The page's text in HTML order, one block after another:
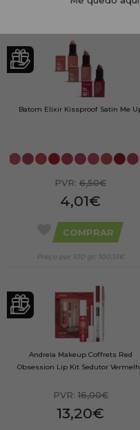
Batom Elixir Kissproof Satin Me
PVR: 6,50€
4,01€
COMPRAR
Preço por 100 gr: 100,13€
Andreia Makeup Coffrets Red
Obsession Lip Kit Sedutor
PVR:16,00€
13,20€